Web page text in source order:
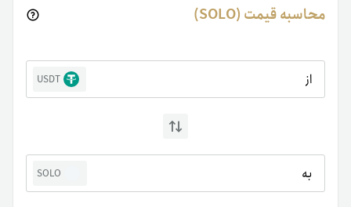
محاسبه قیمت (SOLO)
از USDT
به SOLO